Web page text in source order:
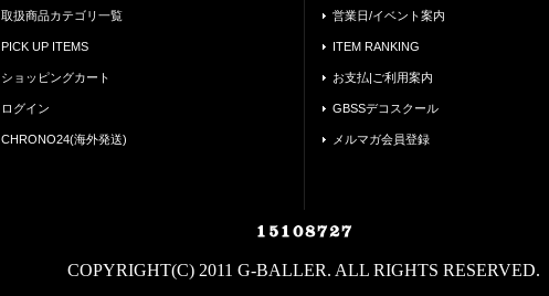
取扱商品カテゴリ一覧
PICK UP ITEMS
ショッピングカート
ログイン
CHRONO24(海外発送)
営業日/イベント案内
ITEM RANKING
お支払|ご利用案内
GBSSデコスクール
メルマガ会員登録
COPYRIGHT(C) 2011 G-BALLER. ALL RIGHTS RESERVED.